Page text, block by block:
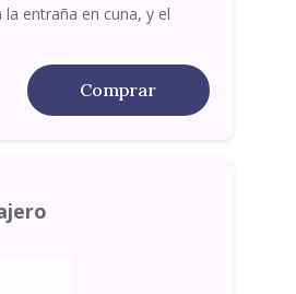
entraña en cuna, y el
Comprar